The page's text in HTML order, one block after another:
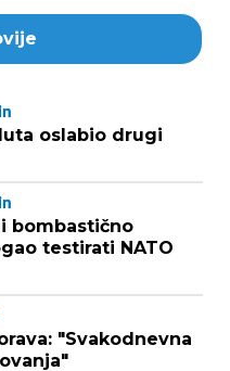
oslabio drugi
bombastično
testirati NATO
"Svakodnevna